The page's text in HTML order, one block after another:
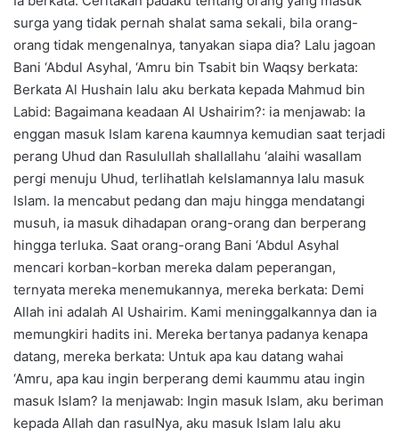
surga yang tidak pernah shalat sama sekali, bila orang-
orang tidak mengenalnya, tanyakan siapa dia? Lalu jagoan
Bani ‘Abdul Asyhal, ‘Amru bin Tsabit bin Waqsy berkata:
Berkata Al Hushain lalu aku berkata kepada Mahmud bin
Labid: Bagaimana keadaan Al Ushairim?: ia menjawab: Ia
enggan masuk Islam karena kaumnya kemudian saat terjadi
perang Uhud dan Rasulullah shallallahu ‘alaihi wasallam
pergi menuju Uhud, terlihatlah keIslamannya lalu masuk
Islam. Ia mencabut pedang dan maju hingga mendatangi
musuh, ia masuk dihadapan orang-orang dan berperang
hingga terluka. Saat orang-orang Bani ‘Abdul Asyhal
mencari korban-korban mereka dalam peperangan,
ternyata mereka menemukannya, mereka berkata: Demi
Allah ini adalah Al Ushairim. Kami meninggalkannya dan ia
memungkiri hadits ini. Mereka bertanya padanya kenapa
datang, mereka berkata: Untuk apa kau datang wahai
‘Amru, apa kau ingin berperang demi kaummu atau ingin
masuk Islam? Ia menjawab: Ingin masuk Islam, aku beriman
kepada Allah dan rasulNya, aku masuk Islam lalu aku